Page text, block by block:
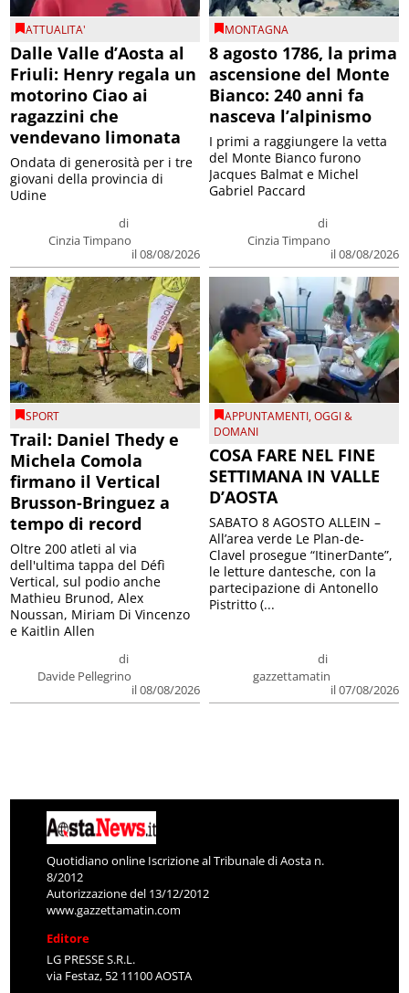
ATTUALITA'
Dalle Valle d’Aosta al
Friuli: Henry regala un
motorino Ciao ai
ragazzini che
vendevano limonata
di
Cinzia Timpano
il 08/08/2026
Ondata di generosità per i tre
giovani della provincia di
Udine
MONTAGNA
8 agosto 1786, la prima
ascensione del Monte
Bianco: 240 anni fa
nasceva l’alpinismo
di
Cinzia Timpano
il 08/08/2026
I primi a raggiungere la vetta
del Monte Bianco furono
Jacques Balmat e Michel
Gabriel Paccard
SPORT
Trail: Daniel Thedy e
Michela Comola
firmano il Vertical
Brusson-Bringuez a
tempo di record
di
Davide Pellegrino
il 08/08/2026
Oltre 200 atleti al via
dell'ultima tappa del Défì
Vertical, sul podio anche
Mathieu Brunod, Alex
Noussan, Miriam Di Vincenzo
e Kaitlin Allen
APPUNTAMENTI,OGGI &
DOMANI
COSA FARE NEL FINE
SETTIMANA IN VALLE
D’AOSTA
di
gazzettamatin
il 07/08/2026
SABATO 8 AGOSTO ALLEIN –
All’area verde Le Plan-de-
Clavel prosegue “ItinerDante”,
le letture dantesche, con la
partecipazione di Antonello
Pistritto (...
Quotidiano online Iscrizione al Tribunale di Aosta n.
8/2012
Autorizzazione del 13/12/2012
www.gazzettamatin.com
Editore
LG PRESSE S.R.L.
via Festaz, 52 11100 AOSTA